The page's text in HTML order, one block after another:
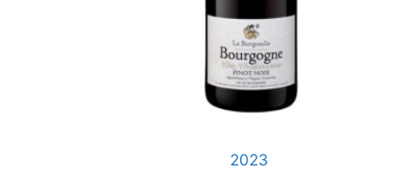
2023